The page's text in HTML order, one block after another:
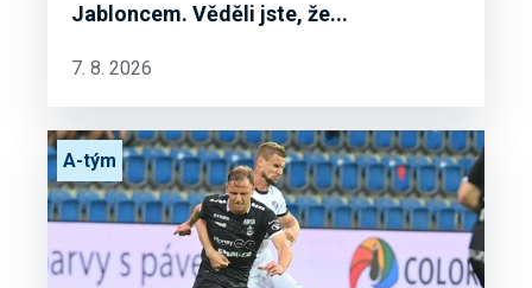
Jabloncem. Věděli jste, že...
7. 8. 2026
A-tým